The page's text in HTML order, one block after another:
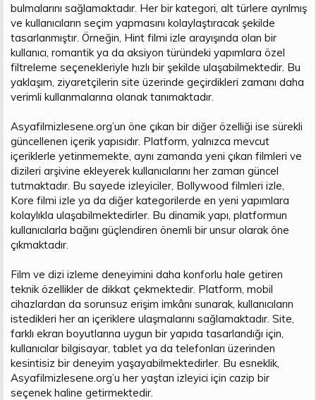
bulmalarını sağlamaktadır. Her bir kategori, alt türlere ayrılmış
ve kullanıcıların seçim yapmasını kolaylaştıracak şekilde
tasarlanmıştır. Örneğin, Hint filmi izle arayışında olan bir
kullanıcı, romantik ya da aksiyon türündeki yapımlara özel
filtreleme seçenekleriyle hızlı bir şekilde ulaşabilmektedir. Bu
yaklaşım, ziyaretçilerin site üzerinde geçirdikleri zamanı daha
verimli kullanmalarına olanak tanımaktadır.
Asyafilmizlesene.org’un öne çıkan bir diğer özelliği ise sürekli
güncellenen içerik yapısıdır. Platform, yalnızca mevcut
içeriklerle yetinmemekte, aynı zamanda yeni çıkan filmleri ve
dizileri arşivine ekleyerek kullanıcılarını her zaman güncel
tutmaktadır. Bu sayede izleyiciler, Bollywood filmleri izle,
Kore filmi izle ya da diğer kategorilerde en yeni yapımlara
kolaylıkla ulaşabilmektedirler. Bu dinamik yapı, platformun
kullanıcılarla bağını güçlendiren önemli bir unsur olarak öne
çıkmaktadır.
Film ve dizi izleme deneyimini daha konforlu hale getiren
teknik özellikler de dikkat çekmektedir. Platform, mobil
cihazlardan da sorunsuz erişim imkânı sunarak, kullanıcıların
istedikleri her an içeriklere ulaşmalarını sağlamaktadır. Site,
farklı ekran boyutlarına uygun bir yapıda tasarlandığı için,
kullanıcılar bilgisayar, tablet ya da telefonları üzerinden
kesintisiz bir deneyim yaşayabilmektedirler. Bu esneklik,
Asyafilmizlesene.org’u her yaştan izleyici için cazip bir
seçenek haline getirmektedir.